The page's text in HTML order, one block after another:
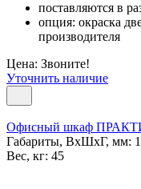
поставляются в
опция: окраска
производителя
Цена: Звоните!
Уточнить наличие
Офисный шкаф
Габариты, ВxШxГ, мм:
Вес, кг: 45